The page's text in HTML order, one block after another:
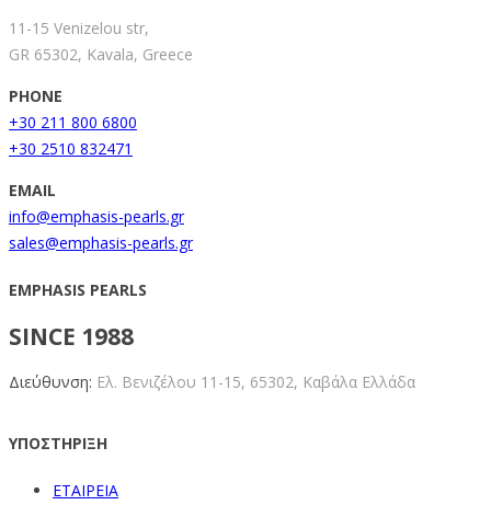
11-15 Venizelou str,
GR 65302, Kavala, Greece
PHONE
+30 211 800 6800
+30 2510 832471
EMAIL
info@emphasis-pearls.gr
sales@emphasis-pearls.gr
EMPHASIS PEARLS
SINCE 1988
Διεύθυνση: Ελ. Βενιζέλου 11-15, 65302, Καβάλα Ελλάδα
ΥΠΟΣΤΗΡΙΞΗ
ΕΤΑΙΡΕΙΑ